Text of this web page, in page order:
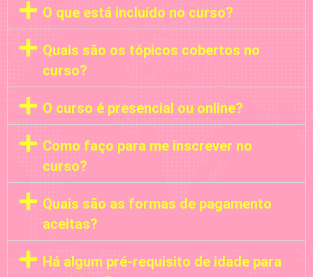
O que está incluído no curso?
Quais são os tópicos cobertos no
curso?
O curso é presencial ou online?
Como faço para me inscrever no
curso?
Quais são as formas de pagamento
aceitas?
Há algum pré-requisito de idade para